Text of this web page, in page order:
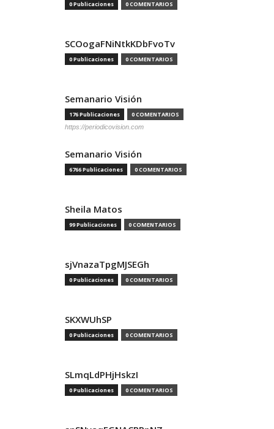
0 Publicaciones 0 COMENTARIOS
SCOogaFNiNtkKDbFvoTv
0 Publicaciones 0 COMENTARIOS
Semanario Visión
176 Publicaciones 0 COMENTARIOS
https://periodicovision.com
Semanario Visión
6766 Publicaciones 0 COMENTARIOS
Sheila Matos
99 Publicaciones 0 COMENTARIOS
sjVnazaTpgMJSEGh
0 Publicaciones 0 COMENTARIOS
SKXWUhSP
0 Publicaciones 0 COMENTARIOS
SLmqLdPHjHskzI
0 Publicaciones 0 COMENTARIOS